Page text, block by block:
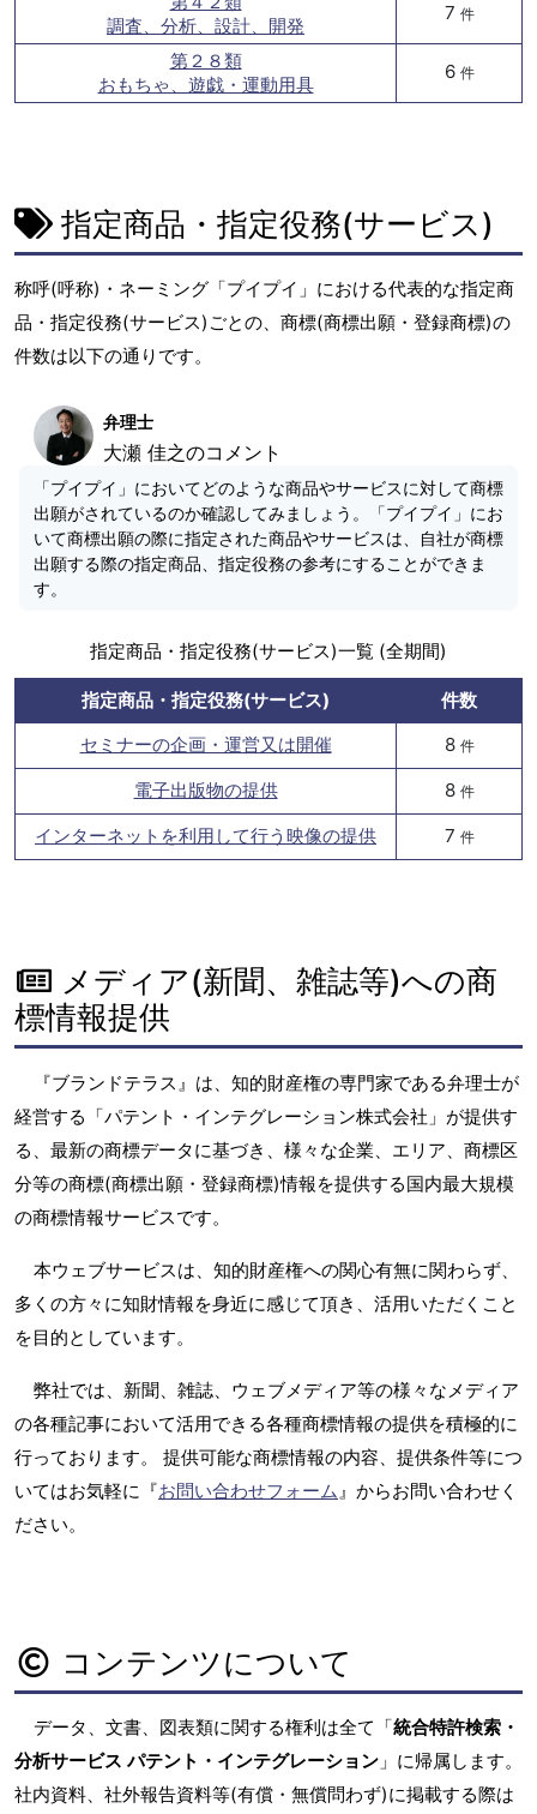
調査、分析、設計、開発
7 件
第２８類
おもちゃ、遊戯・運動用具
6 件
指定商品・指定役務(サービス)
称呼(呼称)・ネーミング「プイプイ」における代表的な指定商
品・指定役務(サービス)ごとの、商標(商標出願・登録商標)の
件数は以下の通りです。
弁理士
大瀬 佳之のコメント
「プイプイ」においてどのような商品やサービスに対して商標
出願がされているのか確認してみましょう。「プイプイ」にお
いて商標出願の際に指定された商品やサービスは、自社が商標
出願する際の指定商品、指定役務の参考にすることができま
す。
指定商品・指定役務(サービス)一覧 (全期間)
指定商品・指定役務(サービス)
件数
セミナーの企画・運営又は開催
8 件
電子出版物の提供 8 件
インターネットを利用して行う映像の提供 7 件
メディア(新聞、雑誌等)への商
標情報提供
『ブランドテラス』は、知的財産権の専門家である弁理士が
経営する「パテント・インテグレーション株式会社」が提供す
る、最新の商標データに基づき、様々な企業、エリア、商標区
分等の商標(商標出願・登録商標)情報を提供する国内最大規模
の商標情報サービスです。
本ウェブサービスは、知的財産権への関心有無に関わらず、
多くの方々に知財情報を身近に感じて頂き、活用いただくこと
を目的としています。
弊社では、新聞、雑誌、ウェブメディア等の様々なメディア
の各種記事において活用できる各種商標情報の提供を積極的に
行っております。 提供可能な商標情報の内容、提供条件等につ
いてはお気軽に『お問い合わせフォーム 』からお問い合わせく
ださい。
コンテンツについて
データ、文書、図表類に関する権利は全て「統合特許検索・
分析サービス パテント・インテグレーション 」に帰属します。
社内資料、社外報告資料等(有償・無償問わず)に掲載する際は